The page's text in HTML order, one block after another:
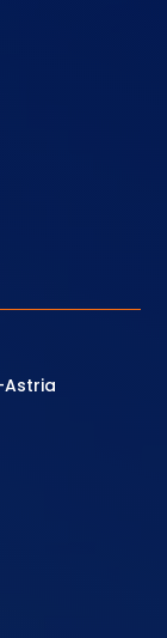
Astria